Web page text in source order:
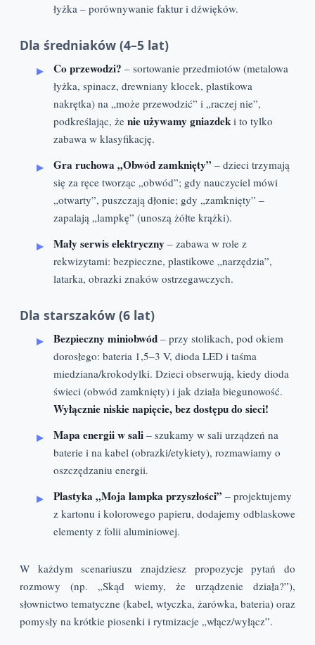
łyżka – porównywanie faktur i dźwięków.
Dla średniaków (4–5 lat)
Co przewodzi? – sortowanie przedmiotów (metalowa
łyżka, spinacz, drewniany klocek, plastikowa
nakrętka) na „może przewodzić” i „raczej nie”,
podkreślając, że nie używamy gniazdek i to tylko
zabawa w klasyfikację.
Gra ruchowa „Obwód zamknięty” – dzieci trzymają
się za ręce tworząc „obwód”; gdy nauczyciel mówi
„otwarty”, puszczają dłonie; gdy „zamknięty” –
zapalają „lampkę” (unoszą żółte krążki).
Mały serwis elektryczny – zabawa w role z
rekwizytami: bezpieczne, plastikowe „narzędzia”,
latarka, obrazki znaków ostrzegawczych.
Dla starszaków (6 lat)
Bezpieczny miniobwód – przy stolikach, pod okiem
dorosłego: bateria 1,5–3 V, dioda LED i taśma
miedziana/krokodylki. Dzieci obserwują, kiedy dioda
świeci (obwód zamknięty) i jak działa biegunowość.
Wyłącznie niskie napięcie, bez dostępu do sieci!
Mapa energii w sali – szukamy w sali urządzeń na
baterie i na kabel (obrazki/etykiety), rozmawiamy o
oszczędzaniu energii.
Plastyka „Moja lampka przyszłości” – projektujemy
z kartonu i kolorowego papieru, dodajemy odblaskowe
elementy z folii aluminiowej.
W każdym scenariuszu znajdziesz propozycje pytań do
rozmowy (np. „Skąd wiemy, że urządzenie działa?”),
słownictwo tematyczne (kabel, wtyczka, żarówka, bateria) oraz
pomysły na krótkie piosenki i rytmizacje „włącz/wyłącz”.